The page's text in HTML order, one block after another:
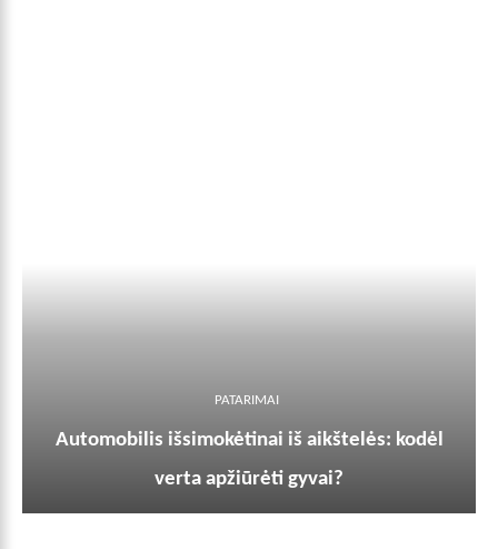
PATARIMAI
Automobilis išsimokėtinai iš aikštelės: kodėl
verta apžiūrėti gyvai?